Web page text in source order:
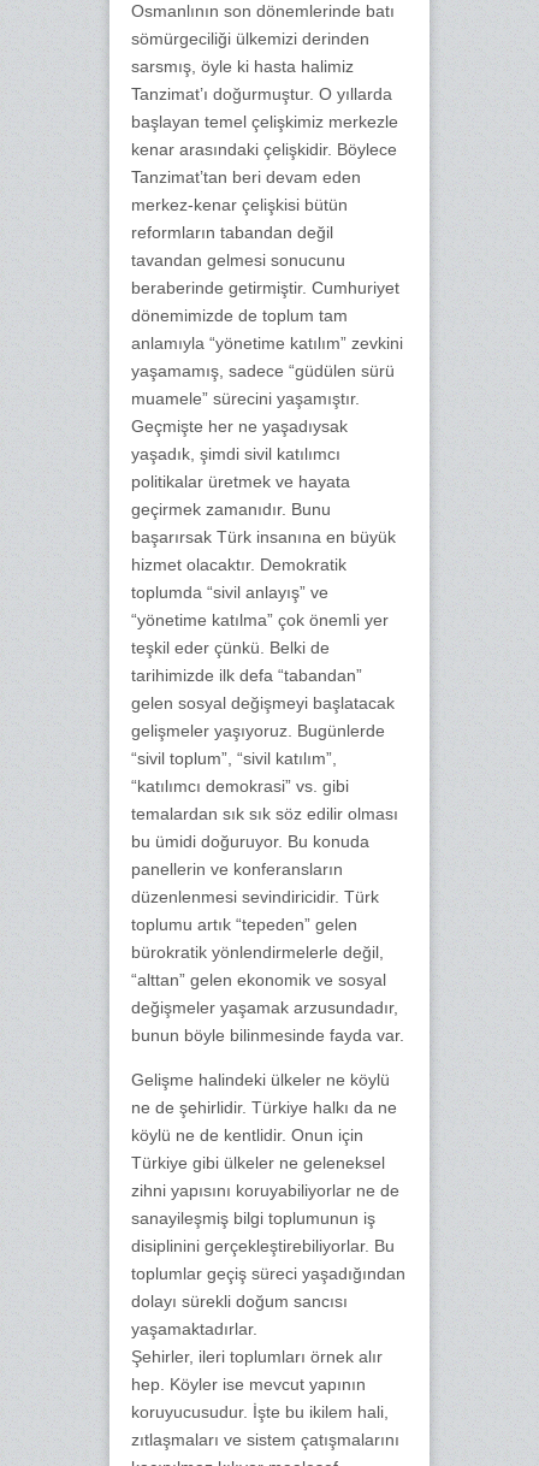
Osmanlının son dönemlerinde batı
sömürgeciliği ülkemizi derinden
sarsmış, öyle ki hasta halimiz
Tanzimat’ı doğurmuştur. O yıllarda
başlayan temel çelişkimiz merkezle
kenar arasındaki çelişkidir. Böylece
Tanzimat’tan beri devam eden
merkez-kenar çelişkisi bütün
reformların tabandan değil
tavandan gelmesi sonucunu
beraberinde getirmiştir. Cumhuriyet
dönemimizde de toplum tam
anlamıyla “yönetime katılım” zevkini
yaşamamış, sadece “güdülen sürü
muamele” sürecini yaşamıştır.
Geçmişte her ne yaşadıysak
yaşadık, şimdi sivil katılımcı
politikalar üretmek ve hayata
geçirmek zamanıdır. Bunu
başarırsak Türk insanına en büyük
hizmet olacaktır. Demokratik
toplumda “sivil anlayış” ve
“yönetime katılma” çok önemli yer
teşkil eder çünkü. Belki de
tarihimizde ilk defa “tabandan”
gelen sosyal değişmeyi başlatacak
gelişmeler yaşıyoruz. Bugünlerde
“sivil toplum”, “sivil katılım”,
“katılımcı demokrasi” vs. gibi
temalardan sık sık söz edilir olması
bu ümidi doğuruyor. Bu konuda
panellerin ve konferansların
düzenlenmesi sevindiricidir. Türk
toplumu artık “tepeden” gelen
bürokratik yönlendirmelerle değil,
“alttan” gelen ekonomik ve sosyal
değişmeler yaşamak arzusundadır,
bunun böyle bilinmesinde fayda var.
Gelişme halindeki ülkeler ne köylü
ne de şehirlidir. Türkiye halkı da ne
köylü ne de kentlidir. Onun için
Türkiye gibi ülkeler ne geleneksel
zihni yapısını koruyabiliyorlar ne de
sanayileşmiş bilgi toplumunun iş
disiplinini gerçekleştirebiliyorlar. Bu
toplumlar geçiş süreci yaşadığından
dolayı sürekli doğum sancısı
yaşamaktadırlar.
Şehirler, ileri toplumları örnek alır
hep. Köyler ise mevcut yapının
koruyucusudur. İşte bu ikilem hali,
zıtlaşmaları ve sistem çatışmalarını